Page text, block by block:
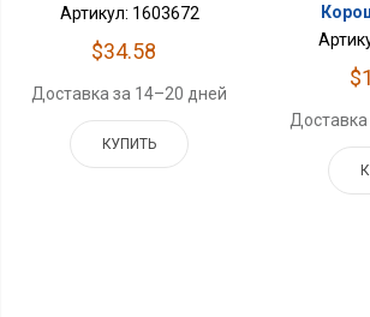
Артикул: 1603672
$34.58
Доставка за 14–20 дней
КУПИТЬ